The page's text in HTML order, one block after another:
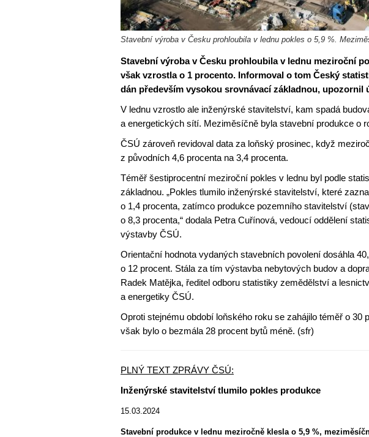
Stavební výroba v Česku prohloubila v lednu pokles o 5,9 %.
Stavební výroba v Česku prohloubila v lednu meziroční
však vzrostla o 1 procento. Informoval o tom Český
dán především vysokou srovnávací základnou, upozornil
V lednu vzrostlo ale inženýrské stavitelství, kam spadá
a energetických sítí. Meziměsíčně byla stavební produkce o
ČSÚ zároveň revidoval data za loňský prosinec, když
z původních 4,6 procenta na 3,4 procenta.
Téměř šestiprocentní meziroční pokles v lednu byl podle
základnou. „Pokles tlumilo inženýrské stavitelství, které
o 1,4 procenta, zatímco produkce pozemního stavitelství
o 8,3 procenta,“ dodala Petra Cuřínová, vedoucí oddělení
výstavby ČSÚ.
Orientační hodnota vydaných stavebních povolení dosáhla
o 12 procent. Stála za tím výstavba nebytových budov a
Radek Matějka, ředitel odboru statistiky zemědělství a
a energetiky ČSÚ.
Oproti stejnému období loňského roku se zahájilo téměř o 30
však bylo o bezmála 28 procent bytů méně. (sfr)
PLNÝ TEXT ZPRÁVY ČSÚ:
Inženýrské stavitelství tlumilo pokles produkce
15.03.2024
Stavební produkce v lednu meziročně klesla o 5,9 %,